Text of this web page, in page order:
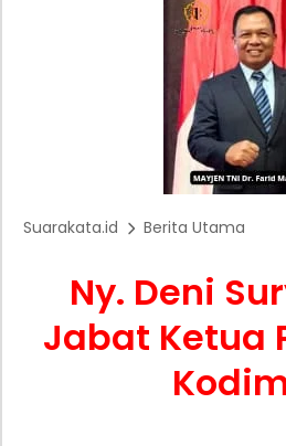
Suarakata.id Berita Utama
Ny. Deni
Jabat Ketua